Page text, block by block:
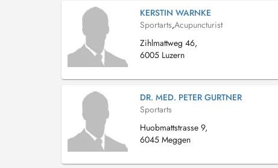
KERSTIN WARNKE
Sportarts,Acupuncturist
Zihlmattweg 46,
6005 Luzern
DR. MED. PETER GURTNER
Sportarts
Huobmattstrasse 9,
6045 Meggen